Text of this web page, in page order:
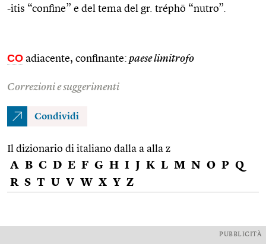
-itis “confine” e del tema del gr. tréphō “nutro”.
CO adiacente, confinante: paese limitrofo
Correzioni e suggerimenti
Condividi
Il dizionario di italiano dalla a alla z
A B C D E F G H I J K L M N O P Q
R S T U V W X Y Z
PUBBLICITÀ